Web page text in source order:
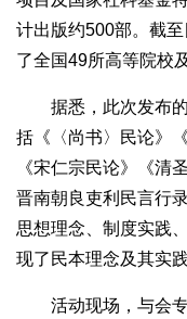
计出版约500部。截
了全国49所高等院校
据悉，此次发布的
括《〈尚书〉民论》
《宋仁宗民论》《清
晋南朝良吏利民言行
思想理念、制度实践
现了民本理念及其实
活动现场，与会专